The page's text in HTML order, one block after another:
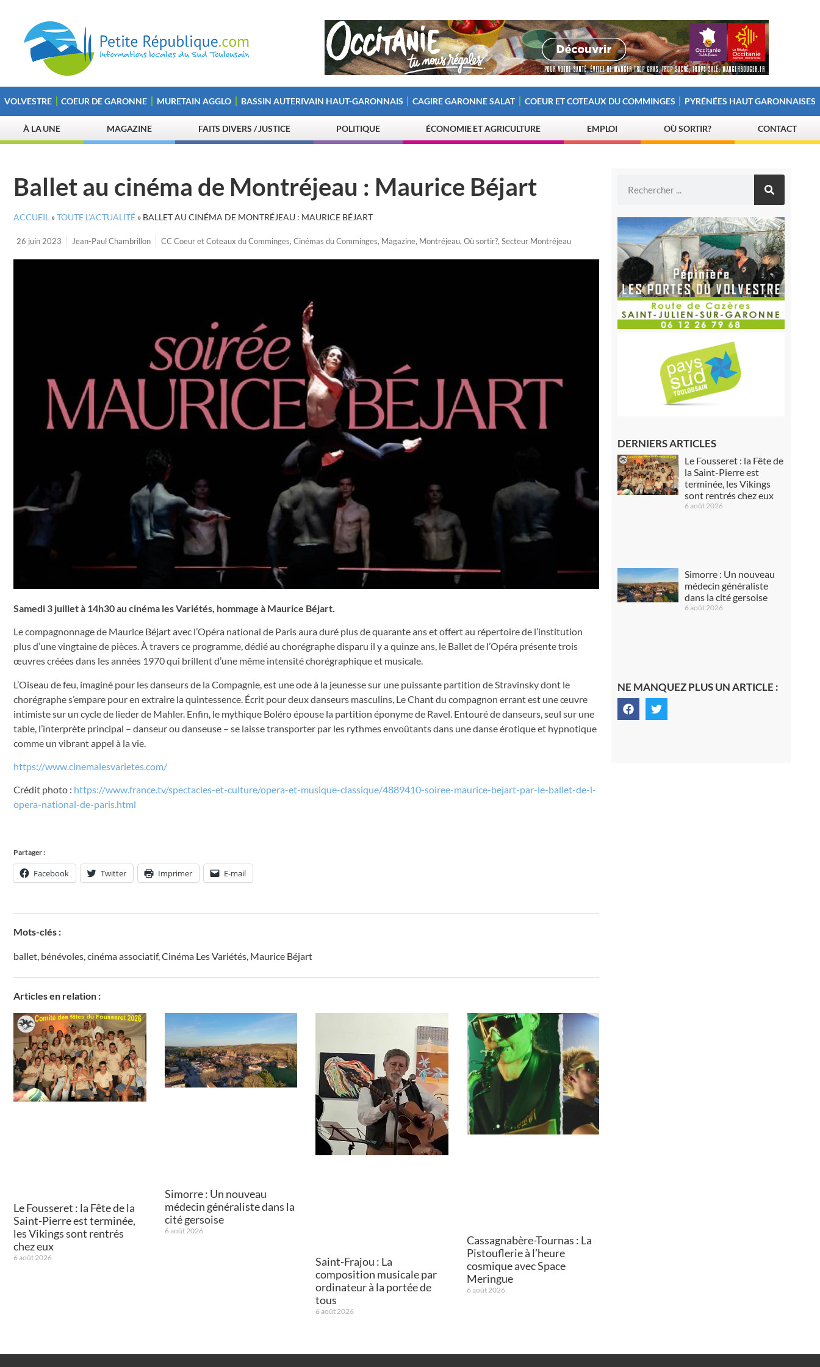
VOLVESTRE COEUR DE GARONNE MURETAIN AGGLO BASSIN AUTERIVAIN HAUT-GARONNAIS CAGIRE GARONNE SALAT COEUR ET COTEAUX DU COMMINGES PYRÉNÉES HAUT GARONNAISES
À LA UNE MAGAZINE FAITS DIVERS / JUSTICE POLITIQUE ÉCONOMIE ET AGRICULTURE EMPLOI OÙ SORTIR? CONTACT
Ballet au cinéma de Montréjeau : Maurice Béjart
ACCUEIL »TOUTE L’ACTUALITÉ » BALLET AU CINÉMA DE MONTRÉJEAU : MAURICE BÉJART
26 juin 2023 Jean-Paul Chambrillon CC Coeur et Coteaux du Comminges, Cinémas du Comminges, Magazine, Montréjeau, Où sortir?, Secteur Montréjeau
Samedi 3 juillet à 14h30 au cinéma les Variétés, hommage à Maurice Béjart.
Le compagnonnage de Maurice Béjart avec l’Opéra national de Paris aura duré plus de quarante ans et offert au répertoire de l’institution
plus d’une vingtaine de pièces. À travers ce programme, dédié au chorégraphe disparu il y a quinze ans, le Ballet de l’Opéra présente trois
œuvres créées dans les années 1970 qui brillent d’une même intensité chorégraphique et musicale.
L’Oiseau de feu, imaginé pour les danseurs de la Compagnie, est une ode à la jeunesse sur une puissante partition de Stravinsky dont le
chorégraphe s’empare pour en extraire la quintessence. Écrit pour deux danseurs masculins, Le Chant du compagnon errant est une œuvre
intimiste sur un cycle de lieder de Mahler. Enfin, le mythique Boléro épouse la partition éponyme de Ravel. Entouré de danseurs, seul sur une
table, l’interprète principal – danseur ou danseuse – se laisse transporter par les rythmes envoûtants dans une danse érotique et hypnotique
comme un vibrant appel à la vie.
https://www.cinemalesvarietes.com/
Crédit photo : https://www.france.tv/spectacles-et-culture/opera-et-musique-classique/4889410-soiree-maurice-bejart-par-le-ballet-de-l-
opera-national-de-paris.html
Partager :
Facebook Twitter Imprimer E-mail
Mots-clés :
ballet, bénévoles,cinéma associatif,Cinéma Les Variétés, Maurice Béjart
Articles en relation :
Le Fousseret : la Fête de la
Saint-Pierre est terminée,
les Vikings sont rentrés
chez eux
6 août 2026
Simorre : Un nouveau
médecin généraliste dans la
cité gersoise
6 août 2026
Saint-Frajou : La
composition musicale par
ordinateur à la portée de
tous
6 août 2026
Cassagnabère-Tournas : La
Pistouflerie à l’heure
cosmique avec Space
Meringue
6 août 2026
DERNIERS ARTICLES
Le Fousseret : la Fête de
la Saint-Pierre est
terminée, les Vikings
sont rentrés chez eux
6 août 2026
Simorre : Un nouveau
médecin généraliste
dans la cité gersoise
6 août 2026
NE MANQUEZ PLUS UN ARTICLE :